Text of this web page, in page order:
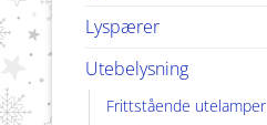
Lyspærer
Utebelysning
Frittstående utelamper